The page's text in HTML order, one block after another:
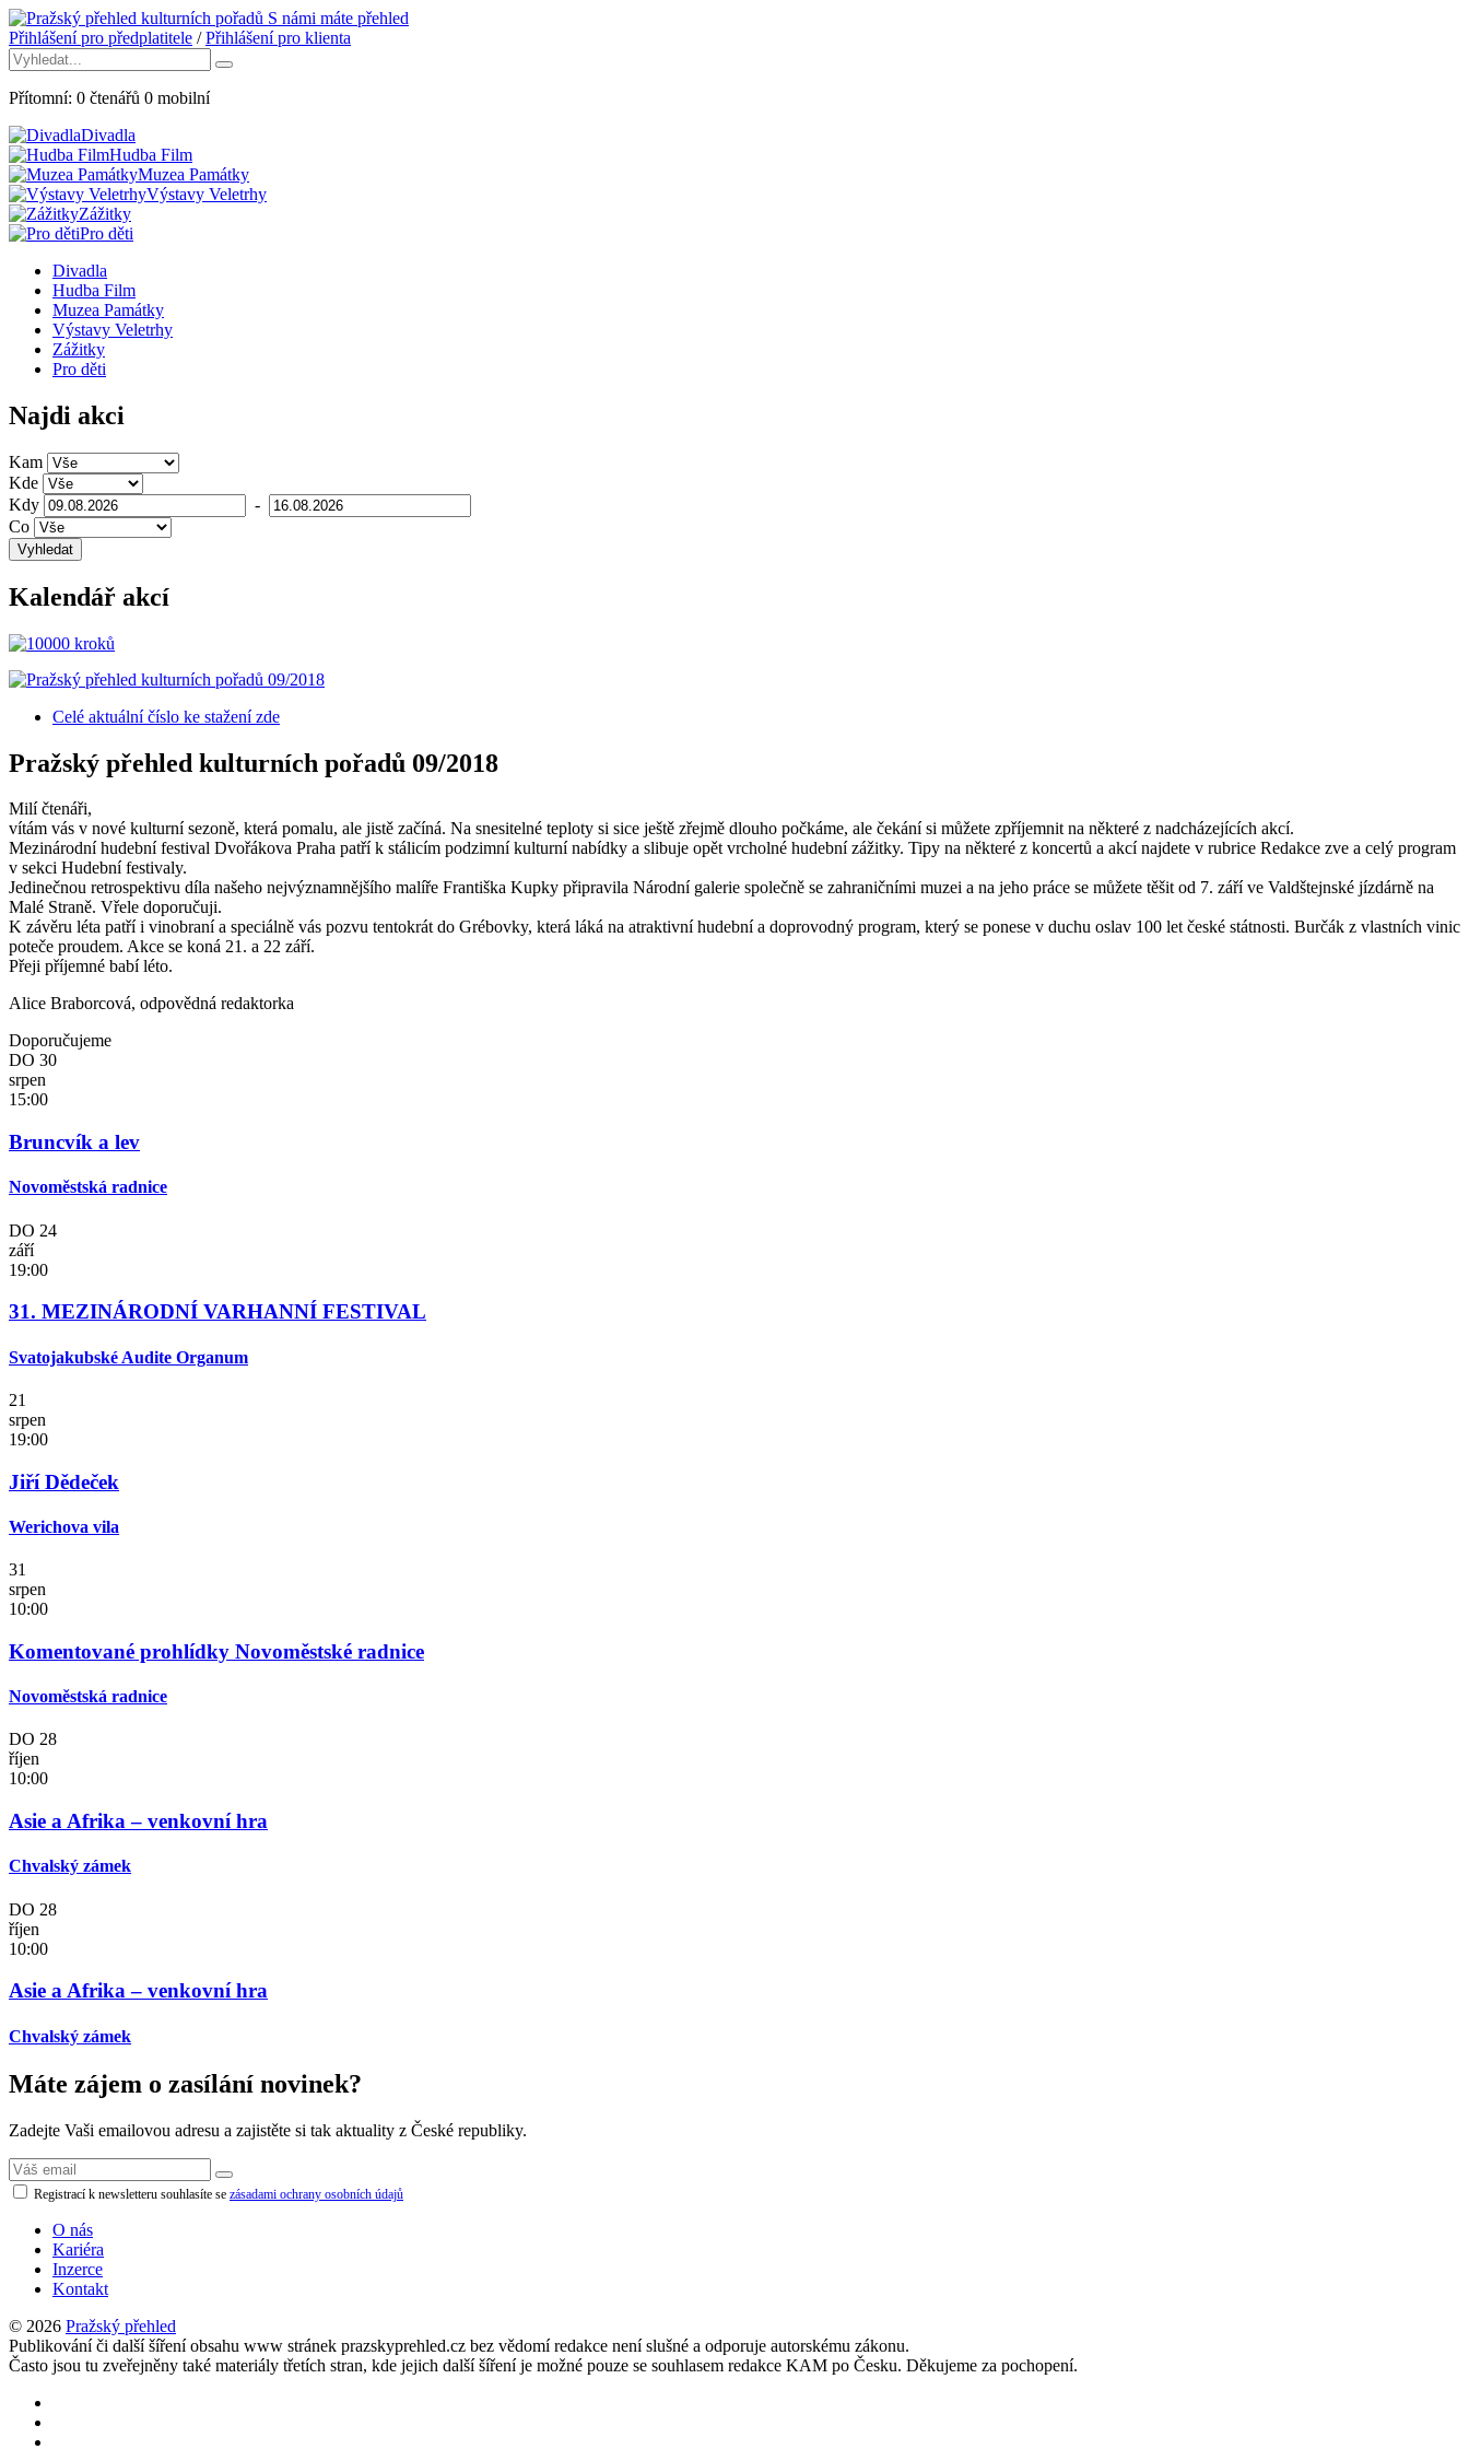
S námi máte přehled
Přihlášení pro předplatitele /Přihlášení pro klienta
Přítomní: 0 čtenářů 0 mobilní
Divadla
Hudba Film
Muzea Památky
Výstavy Veletrhy
Zážitky
Pro děti
Divadla
Hudba Film
Muzea Památky
Výstavy Veletrhy
Zážitky
Pro děti
Najdi akci
Kam
Kde
Kdy
-
Co
Vyhledat
Kalendář akcí
Celé aktuální číslo ke stažení zde
Pražský přehled kulturních pořadů 09/2018
Milí čtenáři,
vítám vás v nové kulturní sezoně, která pomalu, ale jistě začíná. Na snesitelné teploty si sice ještě zřejmě dlouho počkáme, ale čekání si můžete zpříjemnit na některé z nadcházejících akcí.
Mezinárodní hudební festival Dvořákova Praha patří k stálicím podzimní kulturní nabídky a slibuje opět vrcholné hudební zážitky. Tipy na některé z koncertů a akcí najdete v rubrice Redakce zve a celý program
v sekci Hudební festivaly.
Jedinečnou retrospektivu díla našeho nejvýznamnějšího malíře Františka Kupky připravila Národní galerie společně se zahraničními muzei a na jeho práce se můžete těšit od 7. září ve Valdštejnské jízdárně na
Malé Straně. Vřele doporučuji.
K závěru léta patří i vinobraní a speciálně vás pozvu tentokrát do Grébovky, která láká na atraktivní hudební a doprovodný program, který se ponese v duchu oslav 100 let české státnosti. Burčák z vlastních vinic
poteče proudem. Akce se koná 21. a 22 září.
Přeji příjemné babí léto.
Alice Braborcová, odpovědná redaktorka
Doporučujeme
DO 30
srpen
15:00
Bruncvík a lev
Novoměstská radnice
DO 24
září
19:00
31. MEZINÁRODNÍ VARHANNÍ FESTIVAL
Svatojakubské Audite Organum
21
srpen
19:00
Jiří Dědeček
Werichova vila
31
srpen
10:00
Komentované prohlídky Novoměstské radnice
Novoměstská radnice
DO 28
říjen
10:00
Asie a Afrika – venkovní hra
Chvalský zámek
DO 28
říjen
10:00
Asie a Afrika – venkovní hra
Chvalský zámek
Máte zájem o zasílání novinek?
Zadejte Vaši emailovou adresu a zajistěte si tak aktuality z České republiky.
Registrací k newsletteru souhlasíte se zásadami ochrany osobních údajů
O nás
Kariéra
Inzerce
Kontakt
© 2026 Pražský přehled
Publikování či další šíření obsahu www stránek prazskyprehled.cz bez vědomí redakce není slušné a odporuje autorskému zákonu.
Často jsou tu zveřejněny také materiály třetích stran, kde jejich další šíření je možné pouze se souhlasem redakce KAM po Česku. Děkujeme za pochopení.